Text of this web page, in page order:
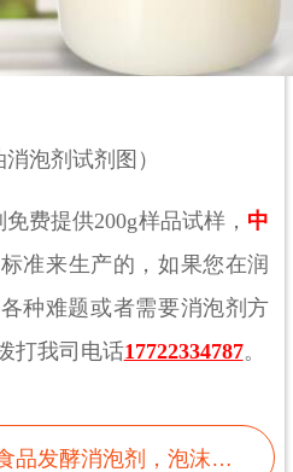
消泡剂试剂图）
免费提供200g样品试样， 中
准来生产的，如果您在润
种难题或者需要消泡剂方
打我司电话17722334787。
选择中联邦食品发酵消泡剂，泡沫消得真够麻利